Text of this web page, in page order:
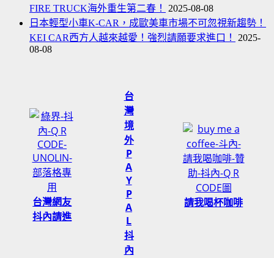
利
愛
瘋、
門
市
顧
客
大
排
長
龍
FIRE TRUCK海外重生第二春！
2025-08-08
日本輕型小車K-CAR，成歐美車市場不可忽視新趨勢！
KEI CAR西方人越來越愛！強烈請願要求進口！
2025-
08-08
台灣網友
抖內請進
台
灣
境
外
P
A
Y
P
A
L
抖
內
請我喝杯咖啡